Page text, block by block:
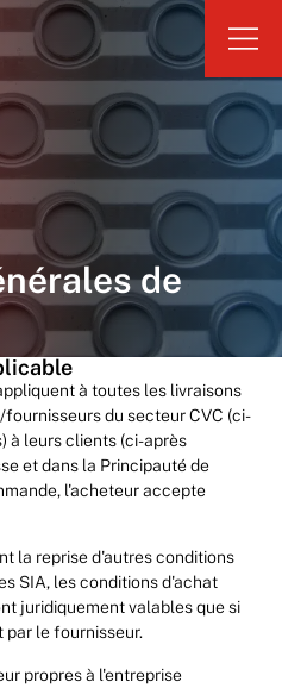
de
à toutes les livraisons
du secteur CVC (ci-
à leurs clients (ci-après
et dans la Principauté de
l'acheteur accepte
la reprise d'autres conditions
SIA, les conditions d'achat
juridiquement valables que si
le fournisseur.
propres à l'entreprise